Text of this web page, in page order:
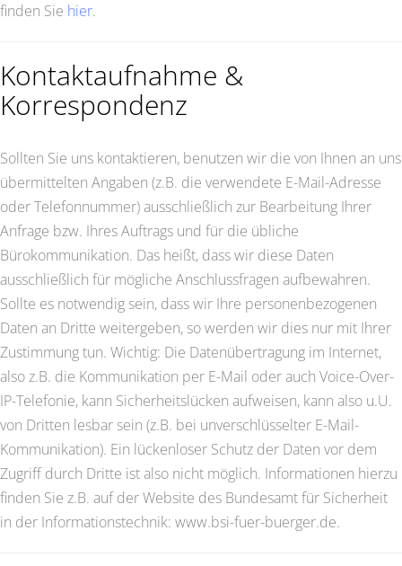
finden Sie hier.
Kontaktaufnahme &
Korrespondenz
Sollten Sie uns kontaktieren, benutzen wir die von Ihnen an uns
übermittelten Angaben (z.B. die verwendete E-Mail-Adresse
oder Telefonnummer) ausschließlich zur Bearbeitung Ihrer
Anfrage bzw. Ihres Auftrags und für die übliche
Bürokommunikation. Das heißt, dass wir diese Daten
ausschließlich für mögliche Anschlussfragen aufbewahren.
Sollte es notwendig sein, dass wir Ihre personenbezogenen
Daten an Dritte weitergeben, so werden wir dies nur mit Ihrer
Zustimmung tun. Wichtig: Die Datenübertragung im Internet,
also z.B. die Kommunikation per E-Mail oder auch Voice-Over-
IP-Telefonie, kann Sicherheitslücken aufweisen, kann also u.U.
von Dritten lesbar sein (z.B. bei unverschlüsselter E-Mail-
Kommunikation). Ein lückenloser Schutz der Daten vor dem
Zugriff durch Dritte ist also nicht möglich. Informationen hierzu
finden Sie z.B. auf der Website des Bundesamt für Sicherheit
in der Informationstechnik: www.bsi-fuer-buerger.de.